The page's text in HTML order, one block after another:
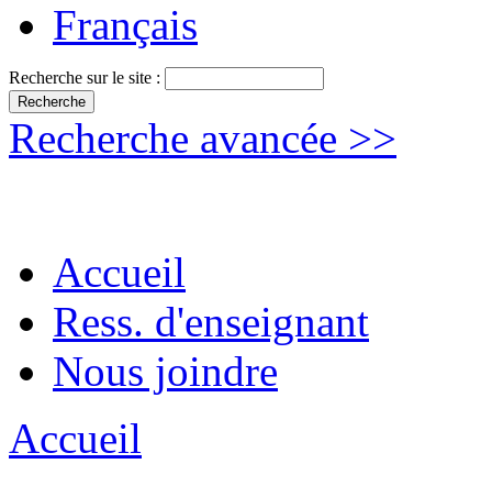
Français
Recherche sur le site :
Recherche avancée >>
Accueil
Ress. d'enseignant
Nous joindre
Accueil